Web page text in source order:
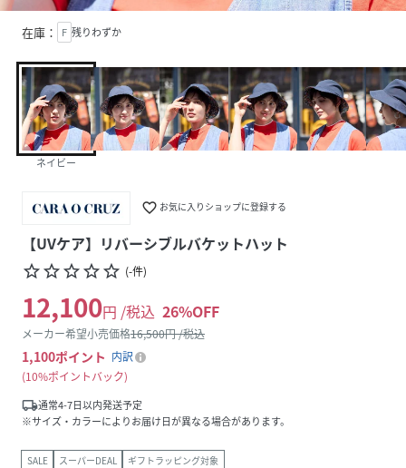
在庫： F 残りわずか
ネイビー
favorite_border お気に入りショップに登録する
【UVケア】リバーシブルバケットハット
star_borderstar_borderstar_borderstar_borderstar_border (-件)
12,100円 /税込 26%OFF
メーカー希望小売価格16,500円 /税込
1,100ポイント 内訳
10%ポイントバック
local_shipping通常4-7日以内発送予定
※サイズ・カラーによりお届け日が異なる場合があります。
SALE スーパーDEAL ギフトラッピング対象